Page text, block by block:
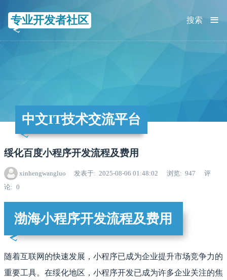
专业开发者社区 ≡
搜索
中文IT技术交流平台
绥化百度小程序开发流程及费用
xinhengwangluo 发表于 2025-08-06 01:48:02 浏览 947
评
论
0
渤海小程序开发流程及费用
随着互联网的快速发展，小程序已成为企业提升市场竞争力的
重要工具。在绥化地区，小程序开发已成为许多企业关注的焦